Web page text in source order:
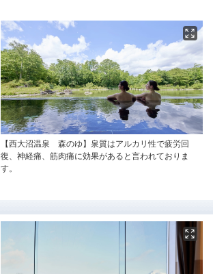
【西大沼温泉 森のゆ】泉質はアルカリ性で疲労回
復、神経痛、筋肉痛に効果があると言われておりま
す。